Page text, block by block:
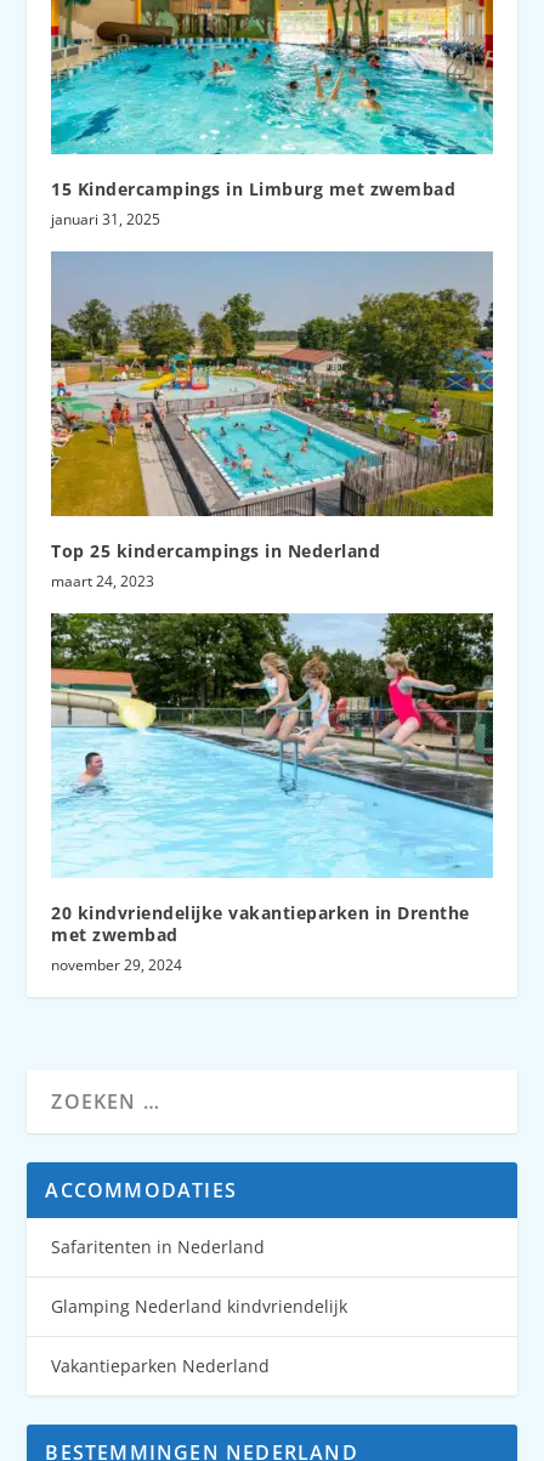
15 Kindercampings in Limburg met zwembad
januari 31, 2025
Top 25 kindercampings in Nederland
maart 24, 2023
20 kindvriendelijke vakantieparken in Drenthe
met zwembad
november 29, 2024
ACCOMMODATIES
Safaritenten in Nederland
Glamping Nederland kindvriendelijk
Vakantieparken Nederland
BESTEMMINGEN NEDERLAND